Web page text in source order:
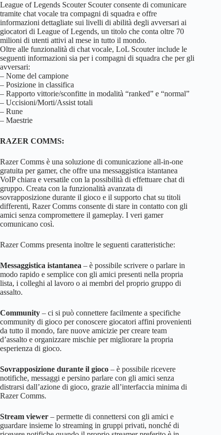
League of Legends Scouter Scouter consente di comunicare
tramite chat vocale tra compagni di squadra e offre
informazioni dettagliate sui livelli di abilità degli avversari ai
giocatori di League of Legends, un titolo che conta oltre 70
milioni di utenti attivi al mese in tutto il mondo.
Oltre alle funzionalità di chat vocale, LoL Scouter include le
seguenti informazioni sia per i compagni di squadra che per gli
avversari:
– Nome del campione
– Posizione in classifica
– Rapporto vittorie/sconfitte in modalità “ranked” e “normal”
– Uccisioni/Morti/Assist totali
– Rune
– Maestrie
RAZER COMMS:
Razer Comms è una soluzione di comunicazione all-in-one
gratuita per gamer, che offre una messaggistica istantanea
VoIP chiara e versatile con la possibilità di effettuare chat di
gruppo. Creata con la funzionalità avanzata di
sovrapposizione durante il gioco e il supporto chat su titoli
differenti, Razer Comms consente di stare in contatto con gli
amici senza compromettere il gameplay. I veri gamer
comunicano così.
Razer Comms presenta inoltre le seguenti caratteristiche:
Messaggistica istantanea – è possibile scrivere o parlare in
modo rapido e semplice con gli amici presenti nella propria
lista, i colleghi al lavoro o ai membri del proprio gruppo di
assalto.
Community – ci si può connettere facilmente a specifiche
community di gioco per conoscere giocatori affini provenienti
da tutto il mondo, fare nuove amicizie per creare team
d’assalto e organizzare mischie per migliorare la propria
esperienza di gioco.
Sovrapposizione durante il gioco – è possibile ricevere
notifiche, messaggi e persino parlare con gli amici senza
distrarsi dall’azione di gioco, grazie all’interfaccia minima di
Razer Comms.
Stream viewer – permette di connettersi con gli amici e
guardare insieme lo streaming in gruppi privati, nonché di